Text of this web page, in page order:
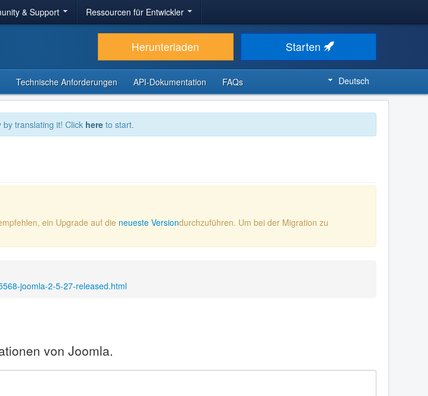
& Support Ressourcen für Entwickler
Herunterladen Starten
Technische Anforderungen API-Dokumentation FAQs Deutsch
translating it! Click here to start.
ein Upgrade auf die neueste Versiondurchzuführen. Um bei der Migration zu
joomla-2-5-27-released.html
von Joomla.